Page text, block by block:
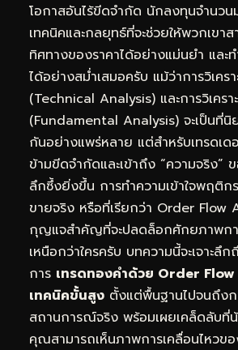
โอกาสอันไร้ขีดจำกัด นักลงทุนจำนวน
เทคนิคและกลยุทธ์ที่จะช่วยให้พวกเขา
ทิศทางของราคาได้อย่างแม่นยำ และ
ได้อย่างสม่ำเสมอครับ แม้ว่าการวิเคร
(Technical Analysis) และการวิเคร
(Fundamental Analysis) จะเป็นที่นิ
กันอย่างแพร่หลาย แต่สำหรับเทรดเด
ข้ามขีดจำกัดและเข้าถึง “ความจริง”
ลึกซึ้งยิ่งขึ้น การทำความเข้าใจพฤติก
ขายจริง หรือที่เรียกว่า Order Flow
กุญแจสำคัญที่จะปลดล็อกศักยภาพก
เหนือกว่าใครครับ บทความนี้จะเจาะลึ
การ เทรดทองคำด้วย Order
เทคนิคขั้นสูง ตั้งแต่พื้นฐานไปจนถึงก
สถานการณ์จริง พร้อมเผยเคล็ดลับที่น้
คุณสามารถเห็นภาพการเคลื่อนไหวข